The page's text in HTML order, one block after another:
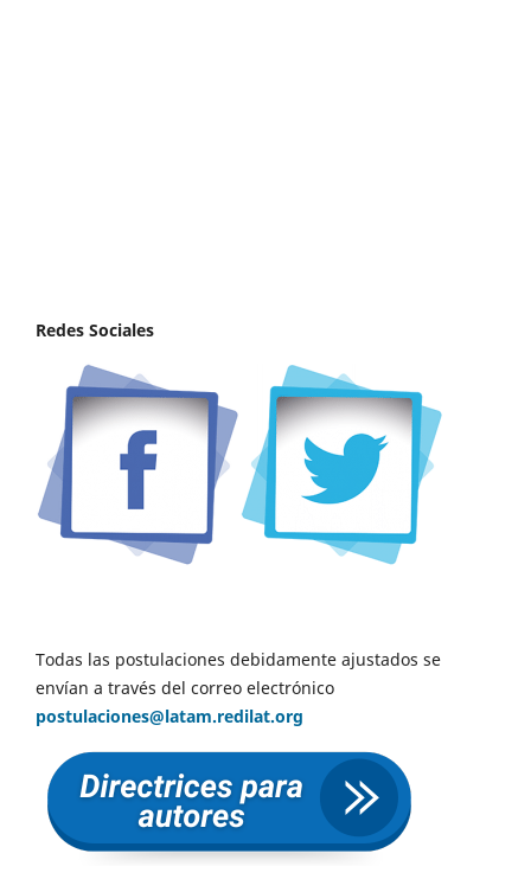
Redes Sociales
Todas las postulaciones debidamente ajustados se
envían a través del correo electrónico
postulaciones@latam.redilat.org